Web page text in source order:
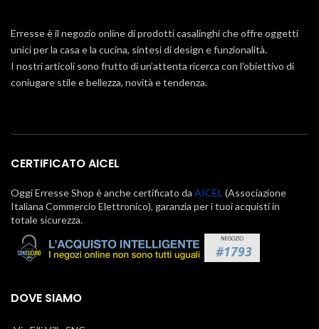
Erresse è il negozio online di prodotti casalinghi che offre oggetti
unici per la casa e la cucina, sintesi di design e funzionalità.
I nostri articoli sono frutto di un’attenta ricerca con l’obiettivo di
coniugare stile e bellezza, novità e tendenza.
CERTIFICATO AICEL
Oggi Erresse Shop è anche certificato da AICEL (Associazione
Italiana Commercio Elettronico), garanzia per i tuoi acquisti in
totale sicurezza.
DOVE SIAMO